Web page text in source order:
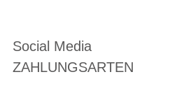
Social Media
ZAHLUNGSARTEN